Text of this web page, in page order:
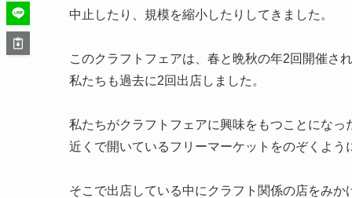
中止したり、規模を縮小したりしてきました。
このクラフトフェアは、春と晩秋の年2回開催さ
私たちも過去に2回出店しました。
私たちがクラフトフェアに興味をもつことになっ
近くで開いているフリーマーケット をのぞくよう
そこで出店している中にクラフト関係の店をみか